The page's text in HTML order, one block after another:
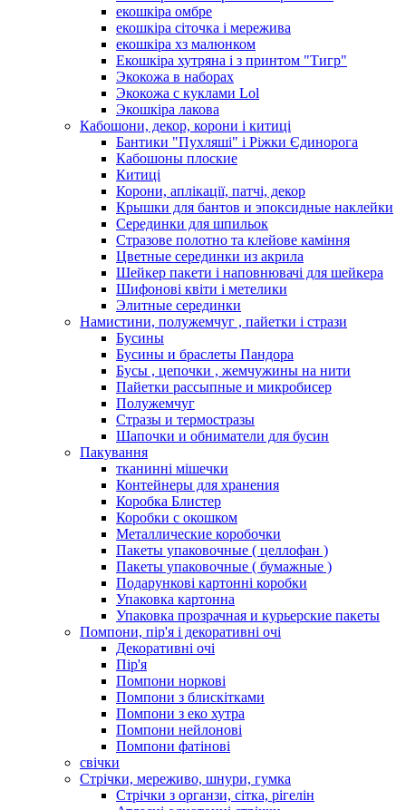
екошкіра омбре
екошкіра сіточка і мережива
екошкіра хз малюнком
Екошкіра хутряна і з принтом "Тигр"
Экокожа в наборах
Экокожа с куклами Lol
Экошкiра лакова
Кабошони, декор, корони і китиці
Бантики "Пухляші" і Ріжки Єдинорога
Кабошоны плоские
Китиці
Корони, аплікації, патчі, декор
Крышки для бантов и эпоксидные наклейки
Серединки для шпильок
Стразове полотно та клейове каміння
Цветные серединки из акрила
Шейкер пакети і наповнювачі для шейкера
Шифонові квіти і метелики
Элитные серединки
Намистини, полужемчуг , пайетки і стрази
Бусины
Бусины и браслеты Пандора
Бусы , цепочки , жемчужины на нити
Пайетки рассыпные и микробисер
Полужемчуг
Стразы и термостразы
Шапочки и обниматели для бусин
Пакування
тканинні мішечки
Контейнеры для хранения
Коробка Блистер
Коробки с окошком
Металлические коробочки
Пакеты упаковочные ( целлофан )
Пакеты упаковочные ( бумажные )
Подарункові картонні коробки
Упаковка картонна
Упаковка прозрачная и курьерские пакеты
Помпони, пір'я і декоративні очі
Декоративні очі
Пір'я
Помпони норкові
Помпони з блискітками
Помпони з еко хутра
Помпони нейлонові
Помпони фатінові
свічки
Стрічки, мереживо, шнури, гумка
Стрічки з органзи, сітка, рігелін